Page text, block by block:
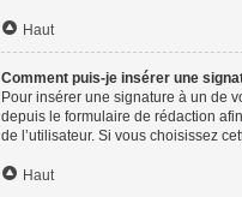
Haut
Comment puis-je insérer une
Pour insérer une signature à un de
depuis le formulaire de rédaction
de l’utilisateur. Si vous choisissez
Haut